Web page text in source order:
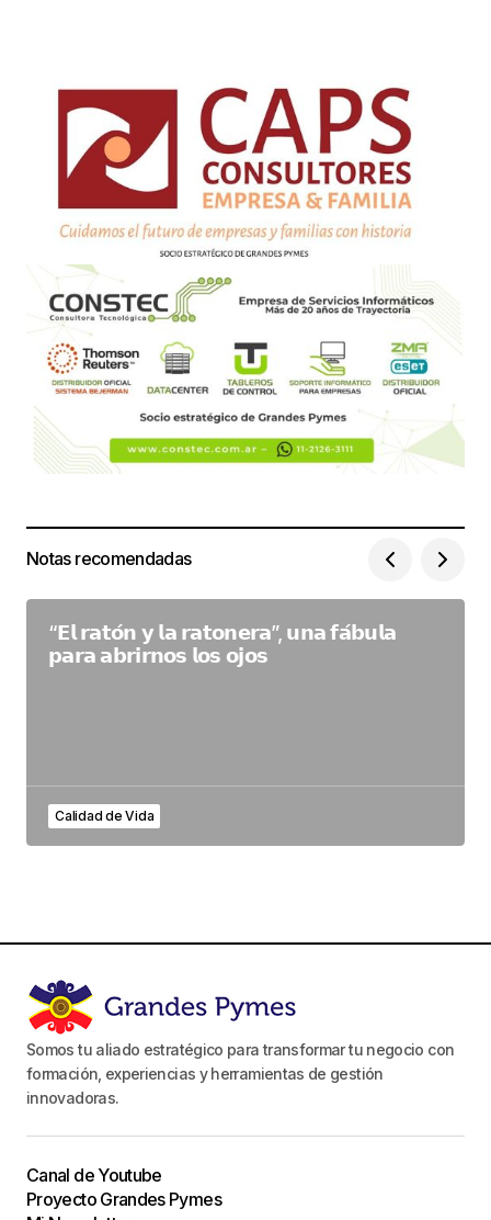
Notas recomendadas
“𝗘𝗹 𝗿𝗮𝘁𝗼́𝗻 𝘆 𝗹𝗮 𝗿𝗮𝘁𝗼𝗻𝗲𝗿𝗮”, 𝘂𝗻𝗮 𝗳𝗮́𝗯𝘂𝗹𝗮
𝗽𝗮𝗿𝗮 𝗮𝗯𝗿𝗶𝗿𝗻𝗼𝘀 𝗹𝗼𝘀 𝗼𝗷𝗼𝘀
Calidad de Vida
Somos tu aliado estratégico para transformar tu negocio con
formación, experiencias y herramientas de gestión
innovadoras.
Canal de Youtube
Proyecto Grandes Pymes